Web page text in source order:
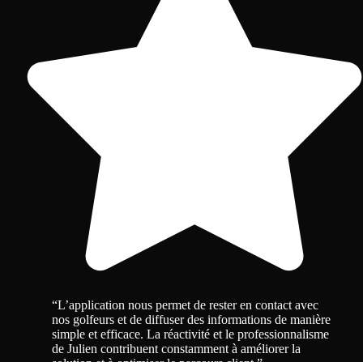
“L’application nous permet de rester en contact avec
nos golfeurs et de diffuser des informations de manière
simple et efficace. La réactivité et le professionnalisme
de Julien contribuent constamment à améliorer la